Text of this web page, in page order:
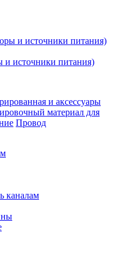
и источники питания)
и источники питания)
и аксессуары
материал для
Провод
каналам